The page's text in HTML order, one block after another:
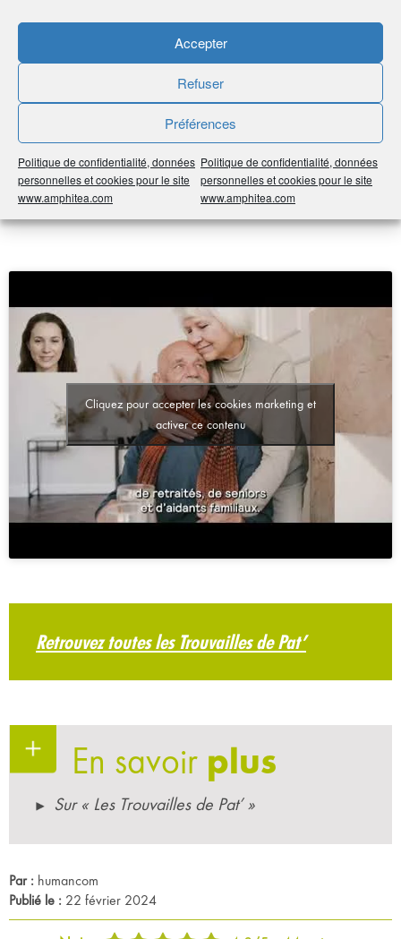
Accepter
Refuser
Préférences
Politique de confidentialité, données
personnelles et cookies pour le site
www.amphitea.com
Politique de confidentialité, données
personnelles et cookies pour le site
www.amphitea.com
offert par exemple, les avantages sont nombreux et variés.
L’idée est vraiment de permettre aux utilisateurs de découvrir
et de tester des services innovants à moindre coût.
Pourquoi Les Trouvailles de « Pat’ » ?
Pat’ signifie “Partenaires A Tester”. C’est également le
diminutif de Patricia, Patricia Lebot étant l’ambassadrice aux
quotidiens des « Trouvailles » !
Cliquez pour accepter les cookies marketing et
activer ce contenu
Retrouvez toutes les Trouvailles de Pat’
En savoir plus
Sur « Les Trouvailles de Pat’ »
Par : humancom
Publié le : 22 février 2024